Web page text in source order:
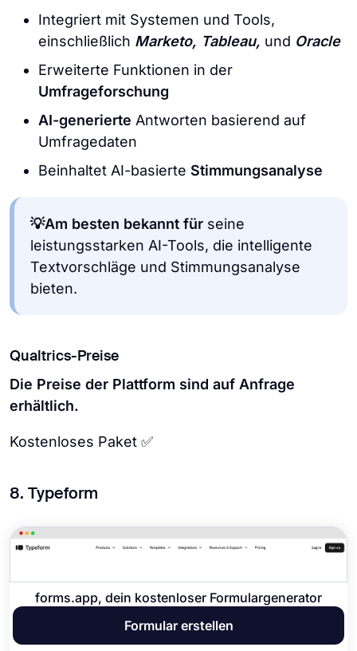
Integriert mit Systemen und Tools,
einschließlich Marketo, Tableau, und Oracle
Erweiterte Funktionen in der
Umfrageforschung
AI-generierte Antworten basierend auf
Umfragedaten
Beinhaltet AI-basierte Stimmungsanalyse
💡Am besten bekannt für seine
leistungsstarken AI-Tools, die intelligente
Textvorschläge und Stimmungsanalyse
bieten.
Qualtrics-Preise
Die Preise der Plattform sind auf Anfrage
erhältlich.
Kostenloses Paket ✅
8. Typeform
forms.app, dein kostenloser Formulargenerator
Formular erstellen